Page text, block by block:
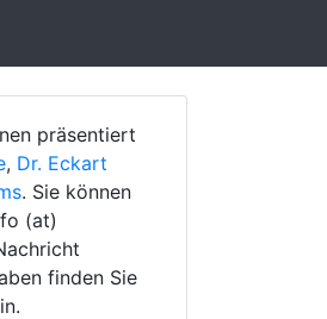
präsentiert
, Dr. Eckart
. Sie können
(at)
finden Sie